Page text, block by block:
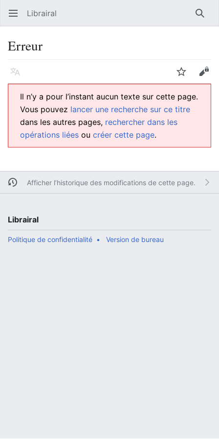
Ouvrir le menu principal Librairal
Erreur
Langue Suivre
Il n’y a pour l’instant aucun texte sur cette page.
Vous pouvez lancer une recherche sur ce titre
dans les autres pages, rechercher dans les
opérations liées ou créer cette page.
Afficher l’historique des modifications de cette page.
Librairal
Politique de confidentialité Version de bureau